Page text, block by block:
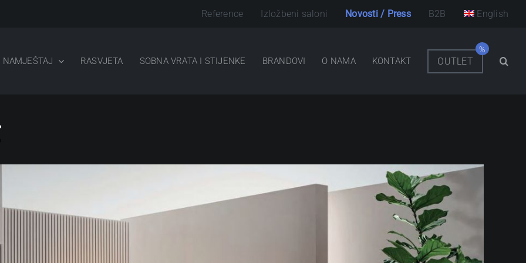
Reference Izložbeni saloni Novosti / Press B2B English
NAMJEŠTAJ RASVJETA SOBNA VRATA I STIJENKE BRANDOVI O NAMA KONTAKT OUTLET